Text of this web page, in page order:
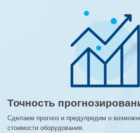
Точность
Сделаем прогноз и предупредим о
стоимости оборудования.